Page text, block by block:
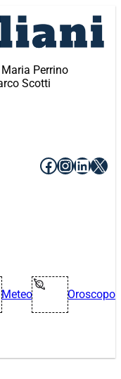
Perrino
Scotti
Facebook
X
Meteo Oroscopo